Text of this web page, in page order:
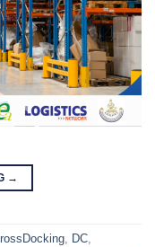
→
DC